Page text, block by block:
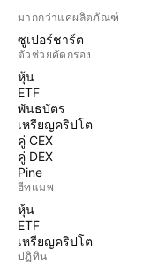
มากกว่าแค่ผลิตภัณฑ์
ซูเปอร์ชาร์ต
ตัวช่วยคัดกรอง
หุ้น
ETF
พันธบัตร
เหรียญคริปโต
คู่ CEX
คู่ DEX
Pine
ฮีทแมพ
หุ้น
ETF
เหรียญคริปโต
ปฏิทิน